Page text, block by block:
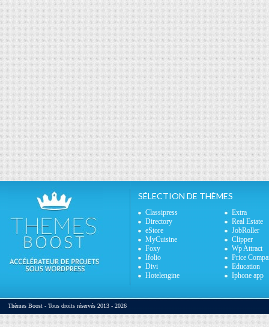
SÉLECTION DE THÈMES
Classipress
Extra
Directory
Real Estate
eStore
JobRoller
MyCuisine
Clipper
Foxy
Wp Attract
Ifolio
Price
Divi
Education
Hotelengine
Iphone app
Thèmes Boost - Tous droits réservés 2013 - 2026